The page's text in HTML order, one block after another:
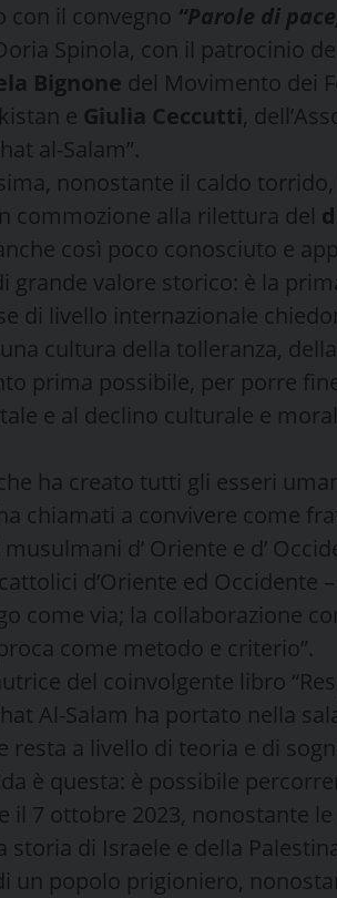
con il convegno “Parole di
Spinola, con il patrocinio
Bignone del Movimento dei
e Giulia Ceccutti,
al-Salam”.
nonostante il caldo
commozione alla rilettura del
così poco conosciuto e
grande valore storico: è la
di livello internazionale
cultura della tolleranza,
prima possibile, per porre
e al declino culturale e
ha creato tutti gli esseri
chiamati a convivere come
d’ Oriente e d’
d’Oriente ed Occidente
come via; la collaborazione
come metodo e criterio”.
del coinvolgente libro
Al-Salam ha portato nella
resta a livello di teoria e di
è questa: è possibile
il 7 ottobre 2023, nonostante
storia di Israele e della
un popolo prigioniero,